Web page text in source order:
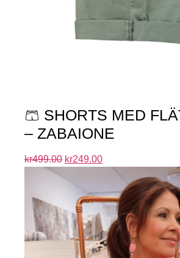
🩳 SHORTS MED
– ZABAIONE
kr499.00 kr249.00